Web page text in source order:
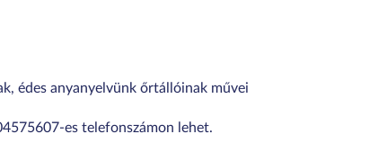
édes anyanyelvünk őrtállóinak művei
es telefonszámon lehet.